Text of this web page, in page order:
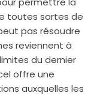
toutes sortes de
pas résoudre
reviennent à
du dernier
offre une
auxquelles les